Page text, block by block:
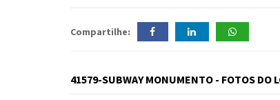
Compartilhe:
41579-SUBWAY MONUMENTO - FOTOS DO